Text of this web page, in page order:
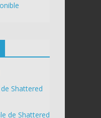
Shattered
de Shattered